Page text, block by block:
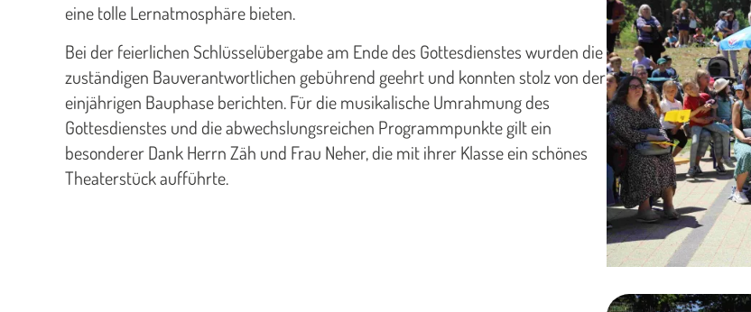
eine tolle Lernatmosphäre bieten.
Bei der feierlichen Schlüsselübergabe am Ende des Gottesdienstes wurden die
zuständigen Bauverantwortlichen gebührend geehrt und konnten stolz von der
einjährigen Bauphase berichten. Für die musikalische Umrahmung des
Gottesdienstes und die abwechslungsreichen Programmpunkte gilt ein
besonderer Dank Herrn Zäh und Frau Neher, die mit ihrer Klasse ein schönes
Theaterstück aufführte.